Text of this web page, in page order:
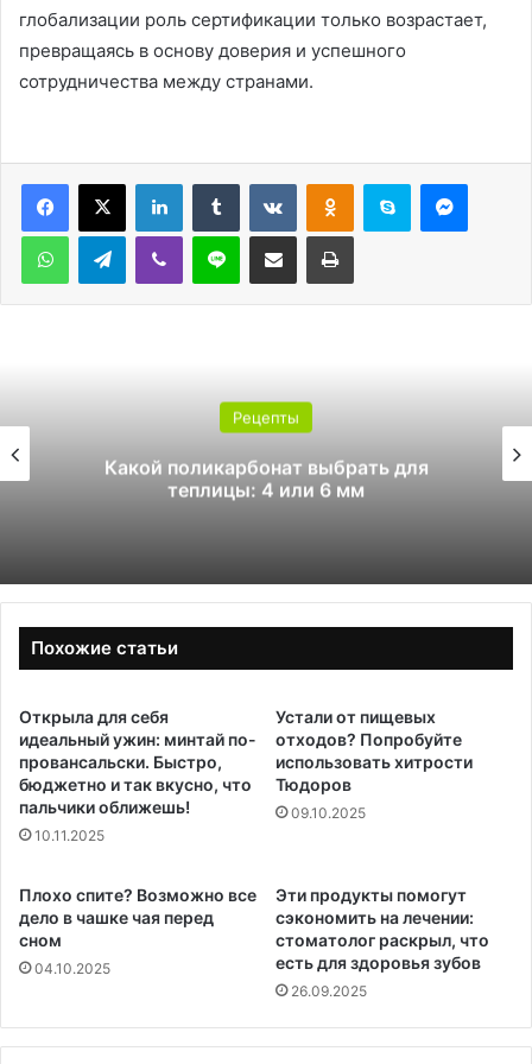
глобализации роль сертификации только возрастает,
превращаясь в основу доверия и успешного
сотрудничества между странами.
LinkedInTumblr ВконтактеОдноклассники
Skype
WhatsAppTelegramViber Line Поделиться через электронную почту Печатать
Рецепты
Какой поликарбонат выбрать для
теплицы: 4 или 6 мм
Похожие статьи
Открыла для себя
идеальный ужин: минтай по-
провансальски. Быстро,
бюджетно и так вкусно, что
пальчики оближешь!
10.11.2025
Устали от пищевых
отходов? Попробуйте
использовать хитрости
Тюдоров
09.10.2025
Плохо спите? Возможно все
дело в чашке чая перед
сном
04.10.2025
Эти продукты помогут
сэкономить на лечении:
стоматолог раскрыл, что
есть для здоровья зубов
26.09.2025